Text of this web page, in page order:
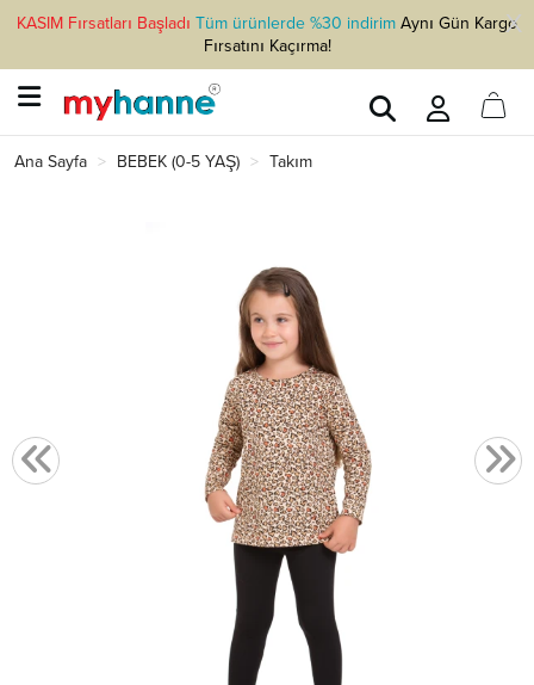
KASIM Fırsatları Başladı Tüm ürünlerde %30 indirimAynı Gün Kargo
Fırsatını Kaçırma!
Ana Sayfa BEBEK (0-5 YAŞ) Takım